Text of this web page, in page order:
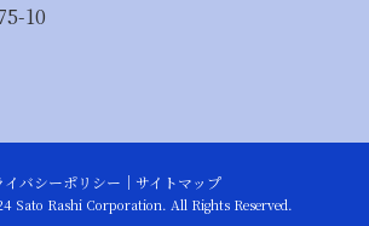
10
イバシーポリシー ｜ サイトマップ
Sato Rashi Corporation. All Rights Reserved.